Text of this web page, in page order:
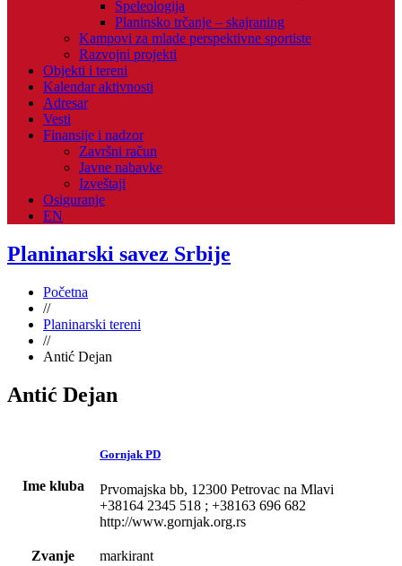
Speleologija
Planinsko trčanje – skajraning
Kampovi za mlade perspektivne sportiste
Razvojni projekti
Objekti i tereni
Kalendar aktivnosti
Adresar
Vesti
Finansije i nadzor
Završni račun
Javne nabavke
Izveštaji
Osiguranje
EN
Planinarski savez Srbije
Početna
//
Planinarski tereni
//
Antić Dejan
Antić Dejan
Ime kluba
Gornjak PD
Prvomajska bb, 12300 Petrovac na Mlavi
+38164 2345 518 ; +38163 696 682
http://www.gornjak.org.rs
Zvanje
markirant